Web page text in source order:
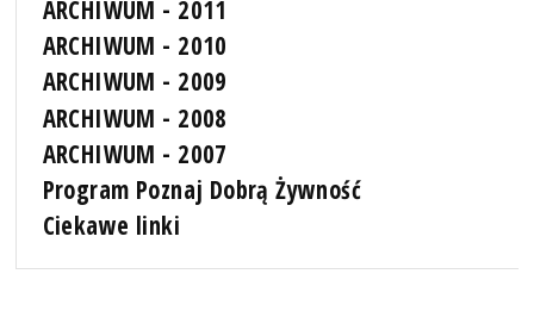
ARCHIWUM - 2011
ARCHIWUM - 2010
ARCHIWUM - 2009
ARCHIWUM - 2008
ARCHIWUM - 2007
Program Poznaj Dobrą Żywność
Ciekawe linki